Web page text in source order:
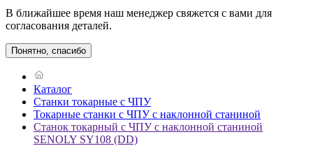
В ближайшее время наш менеджер свяжется с вами для
согласования деталей.
Понятно, спасибо
Каталог
Станки токарные с ЧПУ
Токарные станки с ЧПУ с наклонной станиной
Станок токарный с ЧПУ с наклонной станиной
SENOLY SY108 (DD)